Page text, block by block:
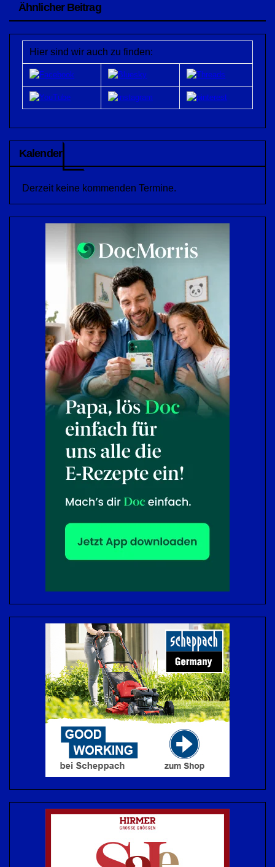
Ähnlicher Beitrag
Hier sind wir auch zu finden:
Kalender
Derzeit keine kommenden Termine.